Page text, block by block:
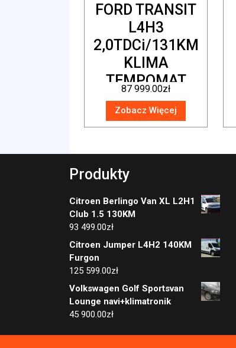
FORD TRANSIT
L4H3
2,0TDCi/131KM
KLIMA
TEMPOMAT
PDC
87 999.00zł
Zobacz Więcej
Produkty
Citroen Berlingo Van XL L2H1
Club 1.5 130KM
93 499.00zł
Citroen Jumper L4H2 140KM
Furgon
125 599.00zł
Volkswagen Golf Sportsvan
Lounge navi+klimatronik
45 900.00zł